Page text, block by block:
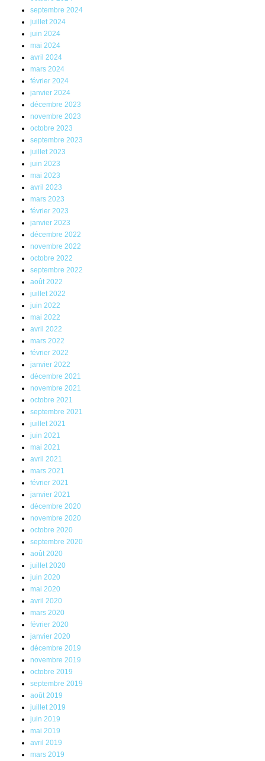
septembre 2024
juillet 2024
juin 2024
mai 2024
avril 2024
mars 2024
février 2024
janvier 2024
décembre 2023
novembre 2023
octobre 2023
septembre 2023
juillet 2023
juin 2023
mai 2023
avril 2023
mars 2023
février 2023
janvier 2023
décembre 2022
novembre 2022
octobre 2022
septembre 2022
août 2022
juillet 2022
juin 2022
mai 2022
avril 2022
mars 2022
février 2022
janvier 2022
décembre 2021
novembre 2021
octobre 2021
septembre 2021
juillet 2021
juin 2021
mai 2021
avril 2021
mars 2021
février 2021
janvier 2021
décembre 2020
novembre 2020
octobre 2020
septembre 2020
août 2020
juillet 2020
juin 2020
mai 2020
avril 2020
mars 2020
février 2020
janvier 2020
décembre 2019
novembre 2019
octobre 2019
septembre 2019
août 2019
juillet 2019
juin 2019
mai 2019
avril 2019
mars 2019